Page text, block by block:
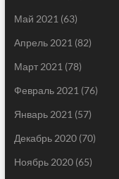
Май 2021 (63)
Апрель 2021 (82)
Март 2021 (78)
Февраль 2021 (76)
Январь 2021 (57)
Декабрь 2020(70)
Ноябрь 2020(65)